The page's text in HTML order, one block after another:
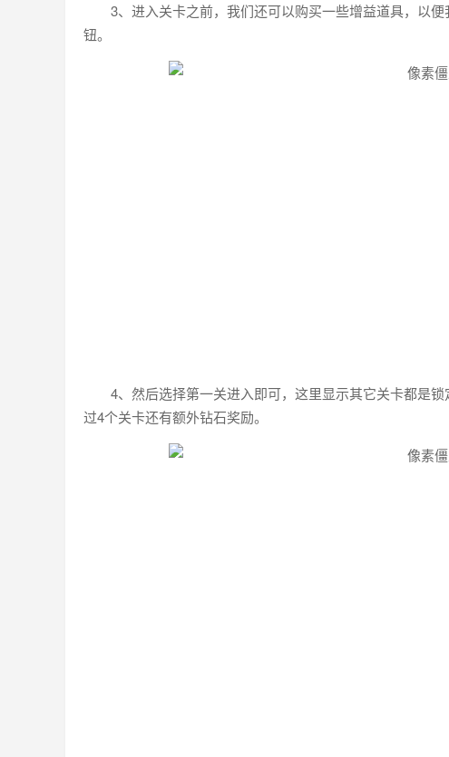
3、进入关卡之前，我们还可以购买一些增益道具，以
钮。
4、然后选择第一关进入即可，这里显示其它关卡都是
过4个关卡还有额外钻石奖励。